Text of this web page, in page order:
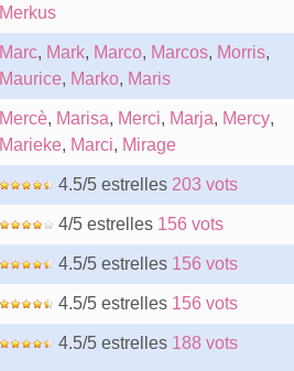
Merkus
Marc, Mark, Marco, Marcos, Morris,
Maurice, Marko, Maris
Mercè, Marisa, Merci, Marja, Mercy,
Marieke, Marci, Mirage
4.5/5 estrelles 203 vots
4/5 estrelles 156 vots
4.5/5 estrelles 156 vots
4.5/5 estrelles 156 vots
4.5/5 estrelles 188 vots